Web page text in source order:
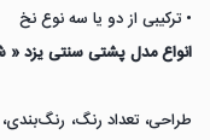
• ترکیبی از دو یا سه نوع نخ
انواع مدل پشتی سنتی یزد
طراحی، تعداد رنگ،